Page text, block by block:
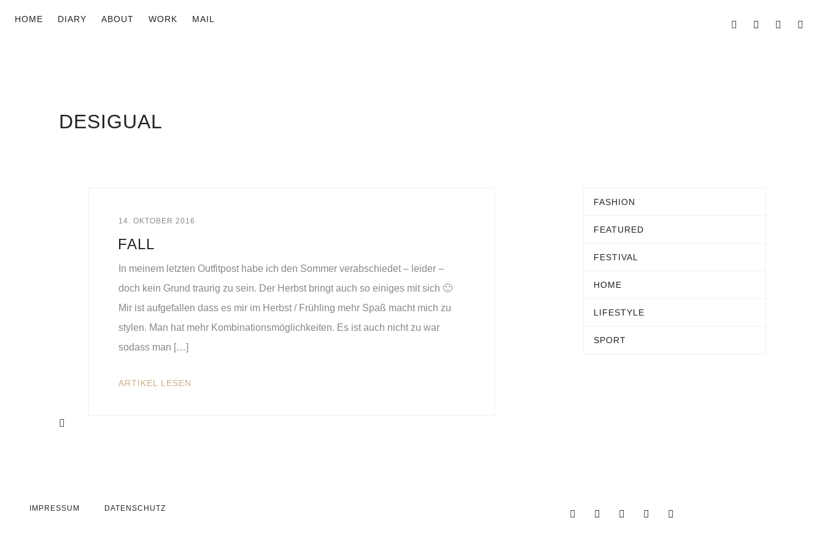
HOME DIARY ABOUT WORK MAIL
DESIGUAL
14. OKTOBER 2016
FALL
In meinem letzten Outfitpost habe ich den Sommer verabschiedet – leider –
doch kein Grund traurig zu sein. Der Herbst bringt auch so einiges mit sich 🙂
Mir ist aufgefallen dass es mir im Herbst / Frühling mehr Spaß macht mich zu
stylen. Man hat mehr Kombinationsmöglichkeiten. Es ist auch nicht zu war
sodass man […]
ARTIKEL LESEN
FASHION
FEATURED
FESTIVAL
HOME
LIFESTYLE
SPORT
IMPRESSUM DATENSCHUTZ